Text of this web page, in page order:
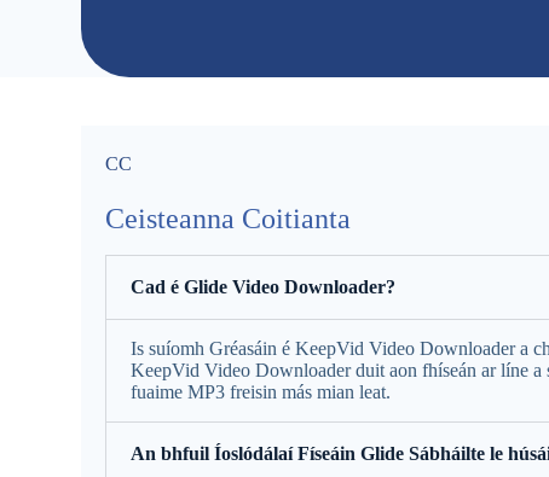
CC
Ceisteanna Coitianta
Cad é Glide Video Downloader?
Is suíomh Gréasáin é KeepVid Video Downloader a
KeepVid Video Downloader duit aon fhíseán ar líne
fuaime MP3 freisin más mian leat.
An bhfuil Íoslódálaí Físeáin Glide Sábháilte le